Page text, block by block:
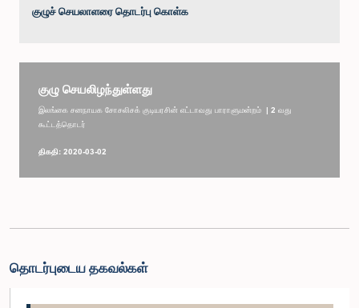
குழுச் செயலாளரை தொடர்பு கொள்க
குழு செயலிழந்துள்ளது
இலங்கை சனநாயக சோசலிசக் குடியரசின் எட்டாவது பாராளுமன்றம் | 2 வது
கூட்டத்தொடர்
திகதி: 2020-03-02
தொடர்புடைய தகவல்கள்